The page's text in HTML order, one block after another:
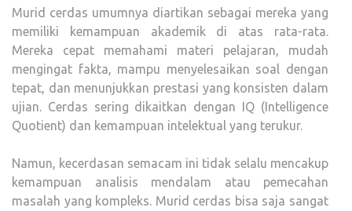
Murid cerdas umumnya diartikan sebagai mereka yang
memiliki kemampuan akademik di atas rata-rata.
Mereka cepat memahami materi pelajaran, mudah
mengingat fakta, mampu menyelesaikan soal dengan
tepat, dan menunjukkan prestasi yang konsisten dalam
ujian. Cerdas sering dikaitkan dengan IQ (Intelligence
Quotient) dan kemampuan intelektual yang terukur.
Namun, kecerdasan semacam ini tidak selalu mencakup
kemampuan analisis mendalam atau pemecahan
masalah yang kompleks. Murid cerdas bisa saja sangat